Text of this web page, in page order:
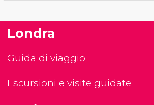
Londra
Guida di viaggio
Escursioni e visite guidate